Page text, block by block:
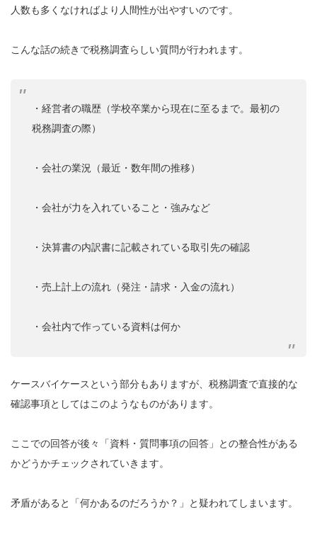
人数も多くなければより人間性が出やすいのです。
こんな話の続きで税務調査らしい質問が行われます。
・経営者の職歴（学校卒業から現在に至るまで。最初の
税務調査の際）
・会社の業況（最近・数年間の推移）
・会社が力を入れていること・強みなど
・決算書の内訳書に記載されている取引先の確認
・売上計上の流れ（発注・請求・入金の流れ）
・会社内で作っている資料は何か
ケースバイケースという部分もありますが、税務調査で直接的な
確認事項としてはこのようなものがあります。
ここでの回答が後々「資料・質問事項の回答」との整合性がある
かどうかチェックされていきます。
矛盾があると「何かあるのだろうか？」と疑われてしまいます。